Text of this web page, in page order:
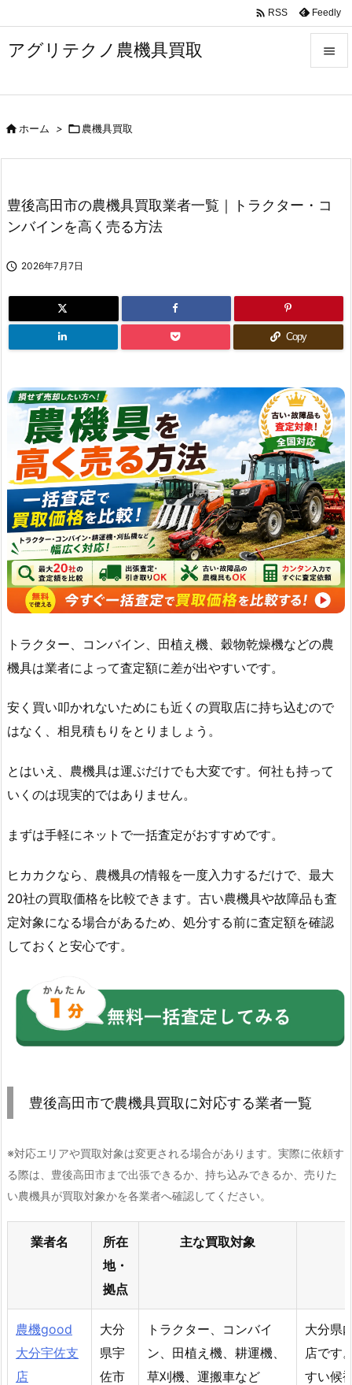
アグリテクノ農機具買取 


 RSS Feedly
ホーム > 農機具買取
豊後高田市の農機具買取業者一覧｜トラクター・コ
ンバインを高く売る方法
 2026年7月7日
Copy
トラクター、コンバイン、田植え機、穀物乾燥機などの農
機具は業者によって査定額に差が出やすいです。
安く買い叩かれないためにも近くの買取店に持ち込むので
はなく、相見積もりをとりましょう。
とはいえ、農機具は運ぶだけでも大変です。何社も持って
いくのは現実的ではありません。
まずは手軽にネットで一括査定がおすすめです。
ヒカカクなら、農機具の情報を一度入力するだけで、最大
20社の買取価格を比較できます。古い農機具や故障品も査
定対象になる場合があるため、処分する前に査定額を確認
しておくと安心です。
豊後高田市で農機具買取に対応する業者一覧
※対応エリアや買取対象は変更される場合があります。実際に依頼す
る際は、豊後高田市まで出張できるか、持ち込みできるか、売りた
い農機具が買取対象かを各業者へ確認してください。
業者名
所在
地・
拠点
主な買取対象
農機good
大分宇佐支
店
大分
県宇
佐市
トラクター、コンバイ
ン、田植え機、耕運機、
草刈機、運搬車など
大分県
店です
すい候